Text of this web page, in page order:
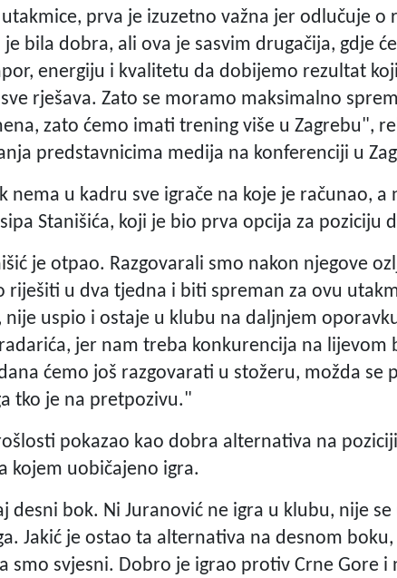
prva je izuzetno važna jer odlučuje o
bila dobra, ali ova je sasvim drugačija, gdje
energiju i kvalitetu da dobijemo rezultat
rješava. Zato se moramo maksimalno
zato ćemo imati trening više u Zagrebu",
predstavnicima medija na konferenciji u
nema u kadru sve igrače na koje je računao, a
Stanišića, koji je bio prva opcija za poziciju
je otpao. Razgovarali smo nakon njegove
riješiti u dva tjedna i biti spreman za ovu
uspio i ostaje u klubu na daljnjem
jer nam treba konkurencija na lijevom
ćemo još razgovarati u stožeru, možda se
tko je na pretpozivu."
pokazao kao dobra alternativa na
kojem uobičajeno igra.
desni bok. Ni Juranović ne igra u klubu, nije
Jakić je ostao ta alternativa na desnom
smo svjesni. Dobro je igrao protiv Crne Gore i